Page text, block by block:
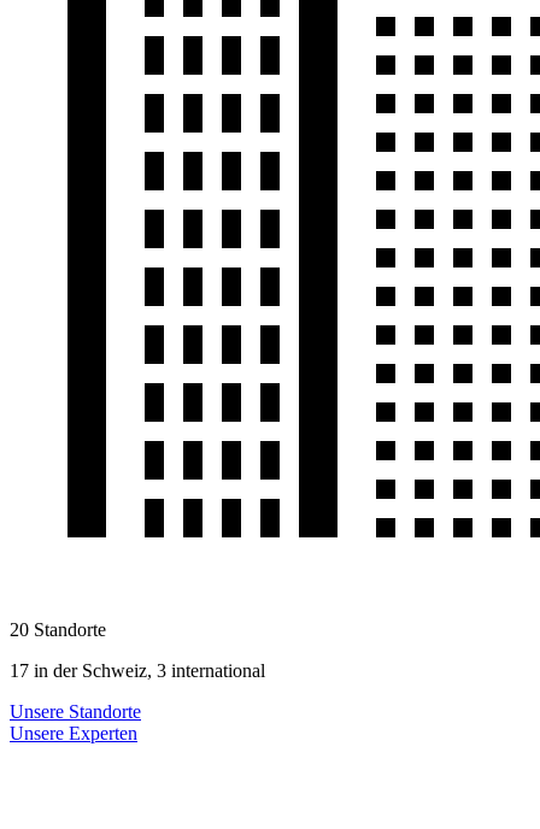
20 Standorte
17 in der Schweiz, 3 international
Unsere Standorte
Unsere Experten